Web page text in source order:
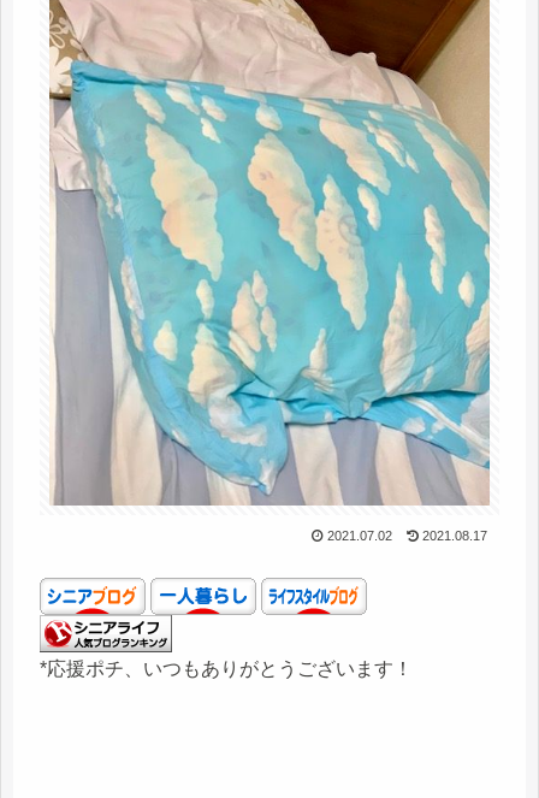
2021.07.02 2021.08.17
*応援ポチ、いつもありがとうございます！